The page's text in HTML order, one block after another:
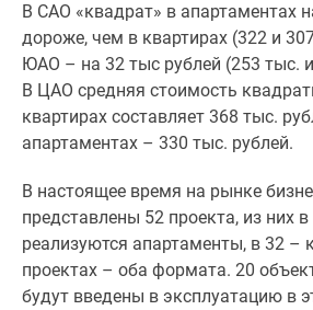
новостроек
Экология
Москвы
Подмосковья
Студии
комнатные
В САО «квадрат» в апартаментах
дороже, чем в квартирах (322 и
ЮАО – на 32 тыс рублей (253 тыс.
В ЦАО средняя стоимость
квартирах составляет 368 тыс.
апартаментах – 330 тыс. рублей.
В настоящее время на рынке
представлены 52 проекта, из них
реализуются апартаменты, в 32 –
проектах – оба формата. 20
будут введены в эксплуатацию в